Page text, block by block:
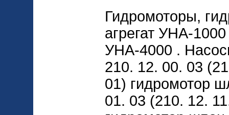
Гидромоторы,
агрегат УНА-
УНА-4000 .
210. 12. 00. 03
01) гидромотор
01. 03 (210. 12.